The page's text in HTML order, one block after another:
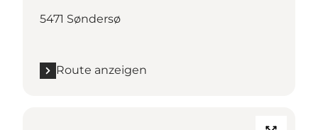
5471 Søndersø
Route anzeigen